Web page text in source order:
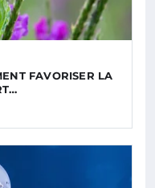
FAVORISER LA